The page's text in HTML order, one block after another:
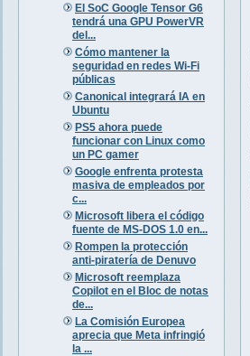
El SoC Google Tensor G6
tendrá una GPU PowerVR
del...
Cómo mantener la
seguridad en redes Wi-Fi
públicas
Canonical integrará IA en
Ubuntu
PS5 ahora puede
funcionar con Linux como
un PC gamer
Google enfrenta protesta
masiva de empleados por
c...
Microsoft libera el código
fuente de MS-DOS 1.0 en...
Rompen la protección
anti-piratería de Denuvo
Microsoft reemplaza
Copilot en el Bloc de notas
de...
La Comisión Europea
aprecia que Meta infringió
la ...